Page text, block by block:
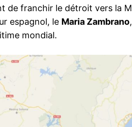
S'ABONNER
de franchir le détroit vers la
espagnol, le Maria Zambrano
mondial.